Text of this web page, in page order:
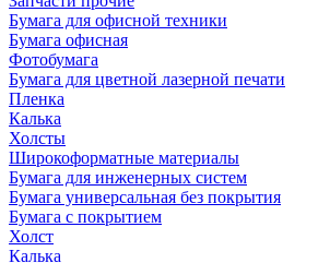
Бумага для офисной техники
Бумага офисная
Фотобумага
Бумага для цветной лазерной печати
Пленка
Калька
Холсты
Широкоформатные материалы
Бумага для инженерных систем
Бумага универсальная без покрытия
Бумага с покрытием
Холст
Калька